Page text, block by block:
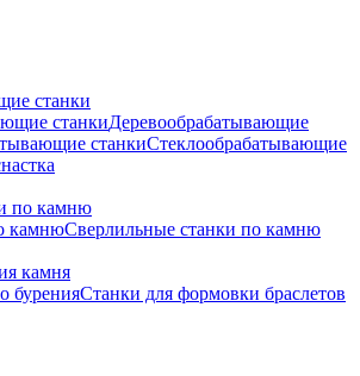
станки
станкиДеревообрабатывающие
станкиСтеклообрабатывающие
по камню
камнюСверлильные станки по камню
камня
буренияСтанки для формовки браслетов